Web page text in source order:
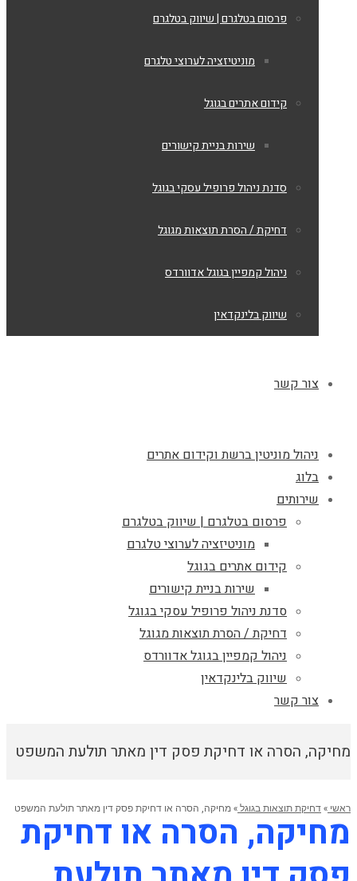
פרסום בטלגרם | שיווק בטלגרם
מוניטיזציה לערוצי טלגרם
קידום אתרים בגוגל
שירות בניית קישורים
סדנת ניהול פרופיל עסקי בגוגל
דחיקת / הסרת תוצאות מגוגל
ניהול קמפיין בגוגל אדוורדס
שיווק בלינקדאין
צור קשר
ניהול מוניטין ברשת וקידום אתרים
בלוג
שירותים
פרסום בטלגרם | שיווק בטלגרם
מוניטיזציה לערוצי טלגרם
קידום אתרים בגוגל
שירות בניית קישורים
סדנת ניהול פרופיל עסקי בגוגל
דחיקת / הסרת תוצאות מגוגל
ניהול קמפיין בגוגל אדוורדס
שיווק בלינקדאין
צור קשר
מחיקה, הסרה או דחיקת פסק דין מאתר תולעת המשפט
ראשי »דחיקת תוצאות בגוגל»מחיקה, הסרה או דחיקת פסק דין מאתר תולעת המשפט
מחיקה, הסרה או דחיקת